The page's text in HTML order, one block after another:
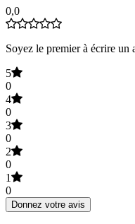
0,0
Soyez le premier à écrire un
5
0
4
0
3
0
2
0
1
0
Donnez votre avis